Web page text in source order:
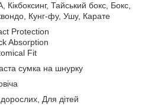
Широкий вибір розмірів дозволяє
тільки дорослим, а й дітям.
і дітей.
конструкції та еластичним ременям
сидить на тілі.
завдяки мушлі та
Кікбоксинг, Тайський бокс, Бокс,
Кунг-фу, Ушу, Карате
Protection
Absorption
Fit
сумка на шнурку
Для дітей